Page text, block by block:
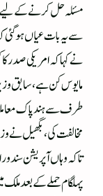
مسئلہ حل کرنے کے لیے
سے یہ بات عیاں ہو گئی کہ
نے کہا کہ امریکی صدر
مایوس کن ہے،سابق
طرف سے ہند پاک
مخالفت کی، بگھیل نے
تاکہ وہاں آپریشن
پہلگام حملے کے بعد